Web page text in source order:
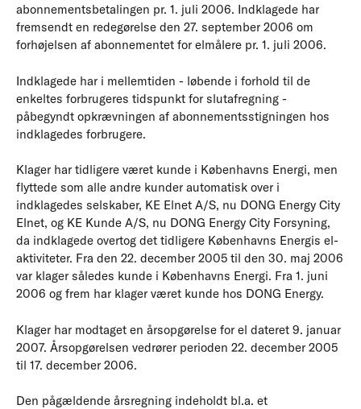
abonnementsbetalingen pr. 1. juli 2006. Indklagede har
fremsendt en redegørelse den 27. september 2006 om
forhøjelsen af abonnementet for elmålere pr. 1. juli 2006.
Indklagede har i mellemtiden - løbende i forhold til de
enkeltes forbrugeres tidspunkt for slutafregning -
påbegyndt opkrævningen af abonnementsstigningen hos
indklagedes forbrugere.
Klager har tidligere været kunde i Københavns Energi, men
flyttede som alle andre kunder automatisk over i
indklagedes selskaber, KE Elnet A/S, nu DONG Energy City
Elnet, og KE Kunde A/S, nu DONG Energy City Forsyning,
da indklagede overtog det tidligere Københavns Energis el-
aktiviteter. Fra den 22. december 2005 til den 30. maj 2006
var klager således kunde i Københavns Energi. Fra 1. juni
2006 og frem har klager været kunde hos DONG Energy.
Klager har modtaget en årsopgørelse for el dateret 9. januar
2007. Årsopgørelsen vedrører perioden 22. december 2005
til 17. december 2006.
Den pågældende årsregning indeholdt bl.a. et